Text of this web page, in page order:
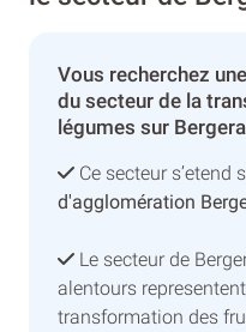
Vous recherchez
du secteur de la
légumes sur
Ce secteur s’etend
d'agglomération
Le secteur de
alentours representent
transformation des